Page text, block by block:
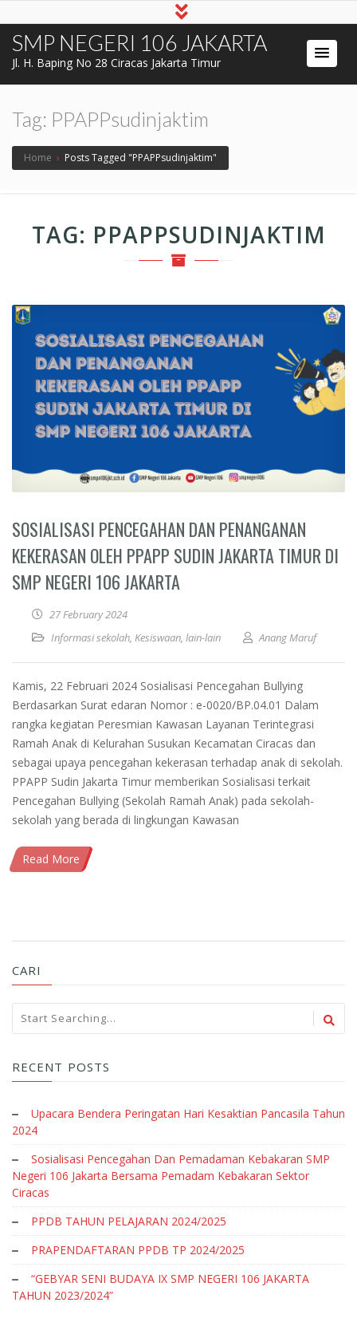
SMP NEGERI 106 JAKARTA
Jl. H. Baping No 28 Ciracas Jakarta Timur
Tag: PPAPPsudinjaktim
Home › Posts Tagged "PPAPPsudinjaktim"
TAG: PPAPPSUDINJAKTIM
SOSIALISASI PENCEGAHAN DAN PENANGANAN
KEKERASAN OLEH PPAPP SUDIN JAKARTA TIMUR DI
SMP NEGERI 106 JAKARTA
27 February 2024
Informasi sekolah, Kesiswaan, lain-lain Anang Maruf
Kamis, 22 Februari 2024 Sosialisasi Pencegahan Bullying
Berdasarkan Surat edaran Nomor : e-0020/BP.04.01 Dalam
rangka kegiatan Peresmian Kawasan Layanan Terintegrasi
Ramah Anak di Kelurahan Susukan Kecamatan Ciracas dan
sebagai upaya pencegahan kekerasan terhadap anak di sekolah.
PPAPP Sudin Jakarta Timur memberikan Sosialisasi terkait
Pencegahan Bullying (Sekolah Ramah Anak) pada sekolah-
sekolah yang berada di lingkungan Kawasan
Read More
CARI
RECENT POSTS
Upacara Bendera Peringatan Hari Kesaktian Pancasila Tahun
2024
Sosialisasi Pencegahan Dan Pemadaman Kebakaran SMP
Negeri 106 Jakarta Bersama Pemadam Kebakaran Sektor
Ciracas
PPDB TAHUN PELAJARAN 2024/2025
PRAPENDAFTARAN PPDB TP 2024/2025
“GEBYAR SENI BUDAYA IX SMP NEGERI 106 JAKARTA
TAHUN 2023/2024”